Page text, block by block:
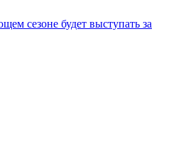
сезоне будет выступать за